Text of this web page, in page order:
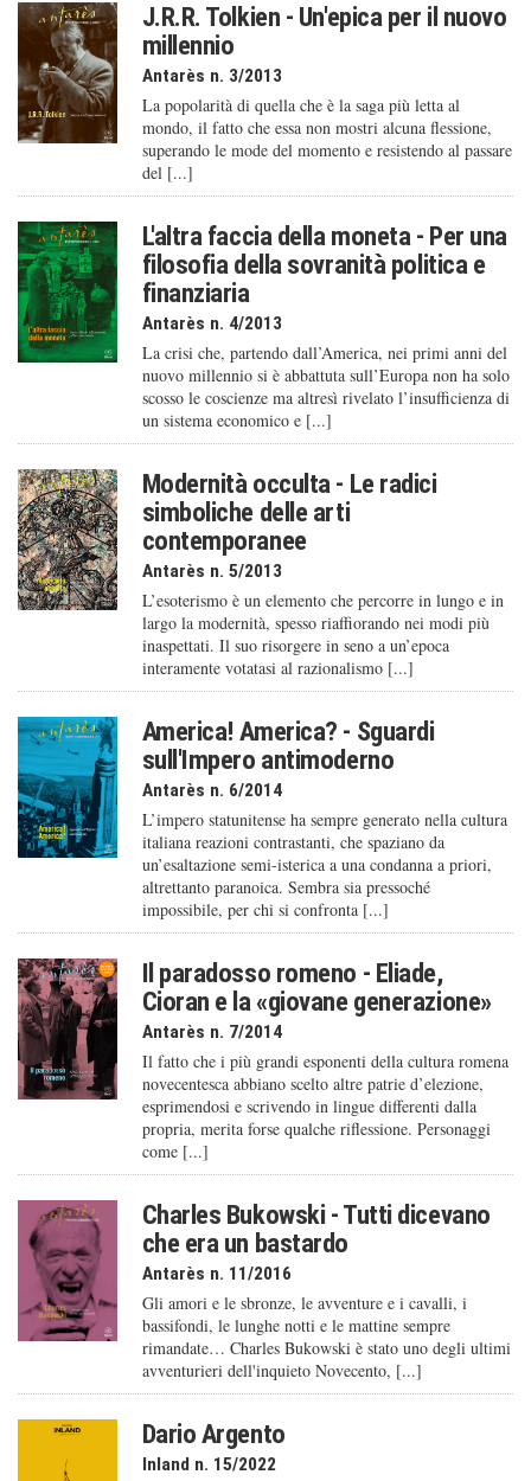
J.R.R. Tolkien - Un'epica per il nuovo
millennio
Antarès n. 3/2013
La popolarità di quella che è la saga più letta al
mondo, il fatto che essa non mostri alcuna flessione,
superando le mode del momento e resistendo al passare
del [...]
L'altra faccia della moneta - Per una
filosofia della sovranità politica e
finanziaria
Antarès n. 4/2013
La crisi che, partendo dall’America, nei primi anni del
nuovo millennio si è abbattuta sull’Europa non ha solo
scosso le coscienze ma altresì rivelato l’insufficienza di
un sistema economico e [...]
Modernità occulta - Le radici
simboliche delle arti
contemporanee
Antarès n. 5/2013
L’esoterismo è un elemento che percorre in lungo e in
largo la modernità, spesso riaffiorando nei modi più
inaspettati. Il suo risorgere in seno a un’epoca
interamente votatasi al razionalismo [...]
America! America? - Sguardi
sull'Impero antimoderno
Antarès n. 6/2014
L’impero statunitense ha sempre generato nella cultura
italiana reazioni contrastanti, che spaziano da
un’esaltazione semi-isterica a una condanna a priori,
altrettanto paranoica. Sembra sia pressoché
impossibile, per chi si confronta [...]
Il paradosso romeno - Eliade,
Cioran e la «giovane generazione»
Antarès n. 7/2014
Il fatto che i più grandi esponenti della cultura romena
novecentesca abbiano scelto altre patrie d’elezione,
esprimendosi e scrivendo in lingue differenti dalla
propria, merita forse qualche riflessione. Personaggi
come [...]
Charles Bukowski - Tutti dicevano
che era un bastardo
Antarès n. 11/2016
Gli amori e le sbronze, le avventure e i cavalli, i
bassifondi, le lunghe notti e le mattine sempre
rimandate… Charles Bukowski è stato uno degli ultimi
avventurieri dell'inquieto Novecento, [...]
Dario Argento
Inland n. 15/2022